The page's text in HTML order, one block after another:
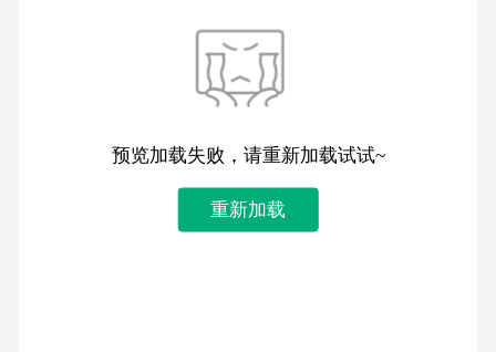
预览加载失败，请重新加载试试~
重新加载